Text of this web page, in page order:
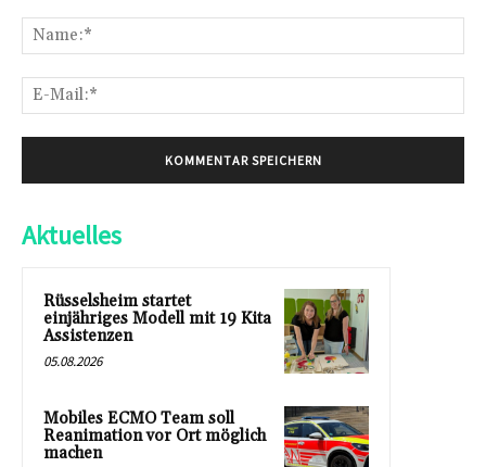
Aktuelles
Rüsselsheim startet
einjähriges Modell mit 19 Kita
Assistenzen
05.08.2026
Mobiles ECMO Team soll
Reanimation vor Ort möglich
machen